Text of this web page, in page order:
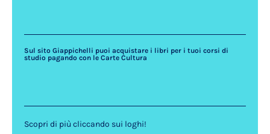
Sul sito Giappichelli puoi acquistare i libri per i tuoi corsi di
studio pagando con le Carte Cultura
Scopri di più cliccando sui loghi!